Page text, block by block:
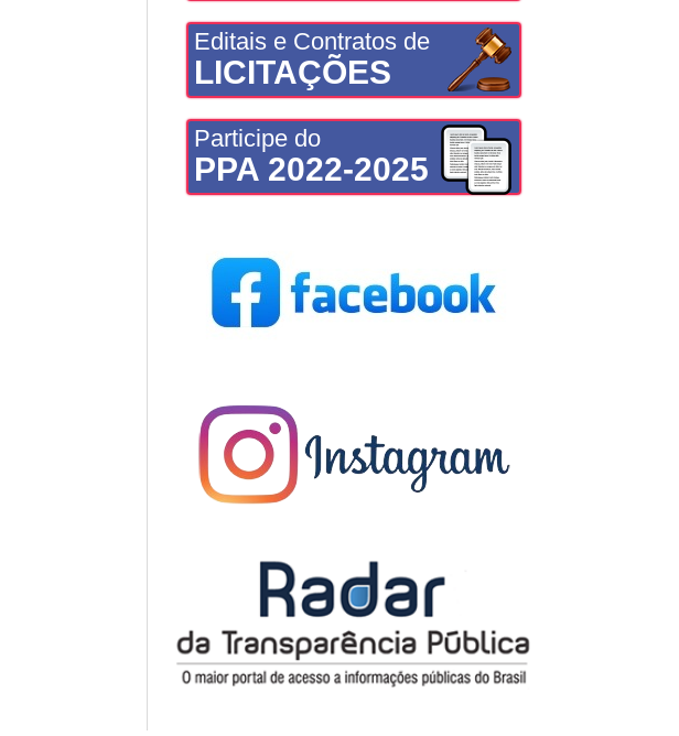
Editais e Contratos de
LICITAÇÕES
Participe do
PPA 2022-2025